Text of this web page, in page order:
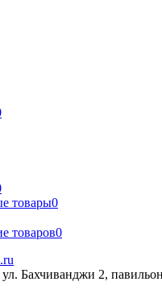
товары0
товаров0
ул. Бахчиванджи 2,